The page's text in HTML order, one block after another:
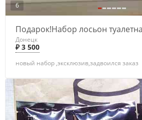
6
Подарок!Набор лосьон
Донецк
₽ 3 500
новый набор ,эксклюзив,задвоился заказ